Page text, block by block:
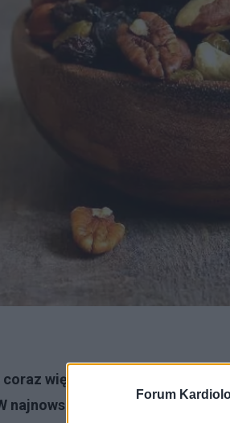
Forum
więcej badań sugerujących,
najnowszym eksperymencie